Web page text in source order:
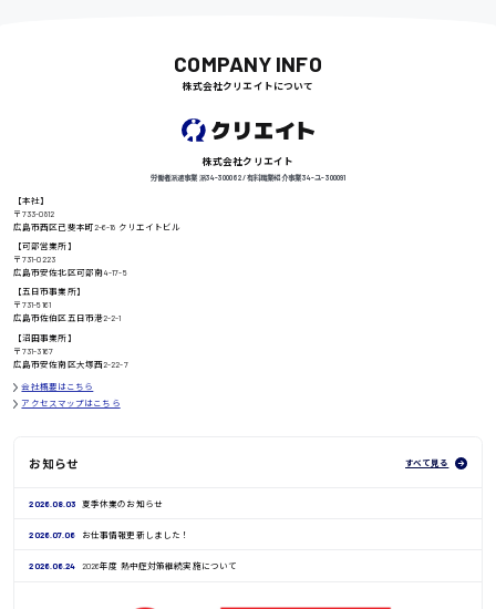
鳥取県
日給8000円〜
COMPANY INFO
株式会社クリエイトについて
株式会社クリエイト
労働者派遣事業 派34-300062 / 有料職業紹介事業 34-ユ-300091
【本社】
〒733-0812
広島市西区己斐本町2-6-18 クリエイトビル
【可部営業所】
〒731-0223
広島市安佐北区可部南4-17-5
【五日市事業所】
〒731-5161
広島市佐伯区五日市港2-2-1
【沼田事業所】
〒731-3167
広島市安佐南区大塚西2-22-7
会社概要はこちら
アクセスマップはこちら
お知らせ すべて見る
2026.08.03 夏季休業のお知らせ
2026.07.06 お仕事情報更新しました！
2026.06.24 2026年度 熱中症対策継続実施について